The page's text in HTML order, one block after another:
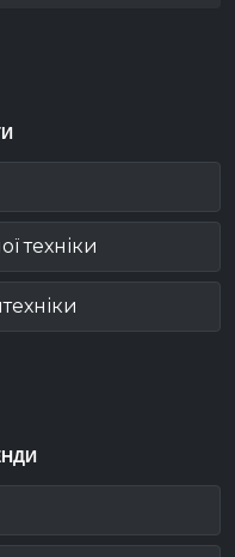
техніки